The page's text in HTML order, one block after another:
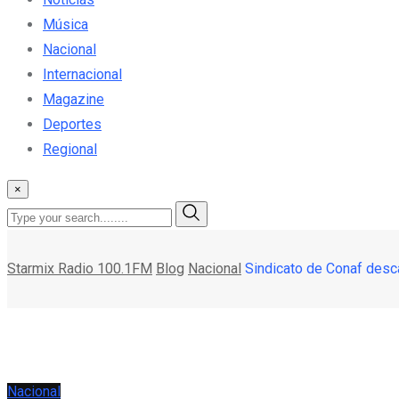
Música
Nacional
Internacional
Magazine
Deportes
Regional
×
Starmix Radio 100.1FM Blog Nacional Sindicato de Conaf
Nacional